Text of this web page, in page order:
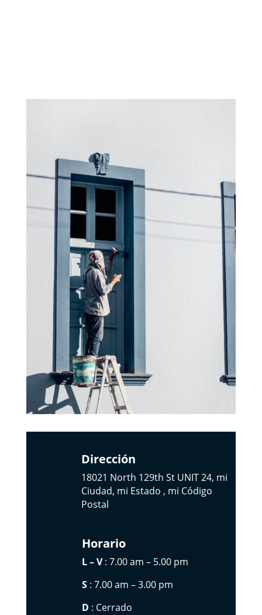
Dirección
18021 North 129th St UNIT 24, mi
Ciudad, mi Estado , mi Código
Postal
Horario
L – V: 7.00 am – 5.00 pm
S: 7.00 am – 3.00 pm
D : Cerrado